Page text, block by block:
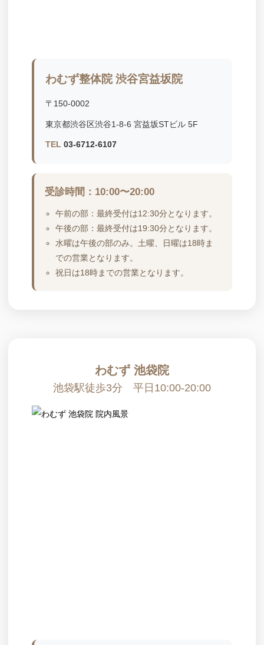
わむず整体院 渋谷宮益坂院
〒150-0002
東京都渋谷区渋谷1-8-6 宮益坂STビル 5F
TEL 03-6712-6107
受診時間：10:00〜20:00
午前の部：最終受付は12:30分となります。
午後の部：最終受付は19:30分となります。
水曜は午後の部のみ。土曜、日曜は18時ま
での営業となります。
祝日は18時までの営業となります。
わむず 池袋院
池袋駅徒歩3分 平日10:00-20:00